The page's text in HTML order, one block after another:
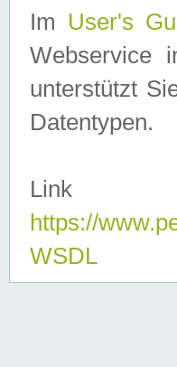
Im User's
Webservice
unterstützt
Datentypen.
https://
WSDL